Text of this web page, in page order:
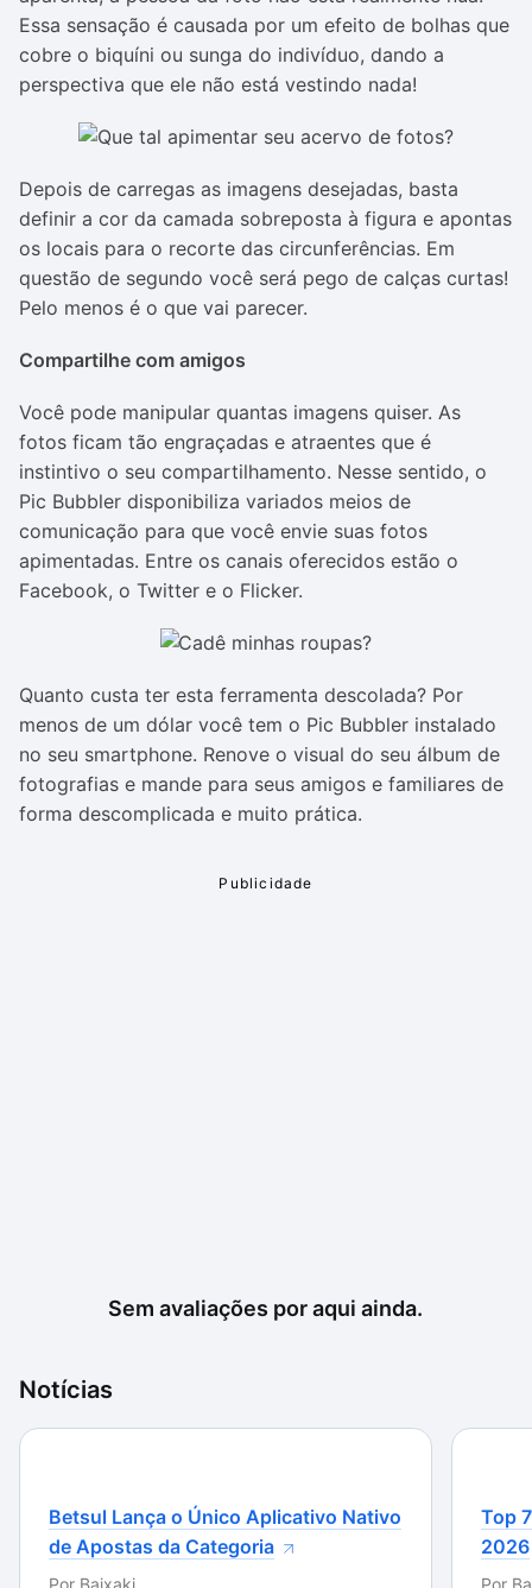
Essa sensação é causada por um efeito de bolhas que
cobre o biquíni ou sunga do indivíduo, dando a
perspectiva que ele não está vestindo nada!
Depois de carregas as imagens desejadas, basta
definir a cor da camada sobreposta à figura e apontas
os locais para o recorte das circunferências. Em
questão de segundo você será pego de calças curtas!
Pelo menos é o que vai parecer.
Compartilhe com amigos
Você pode manipular quantas imagens quiser. As
fotos ficam tão engraçadas e atraentes que é
instintivo o seu compartilhamento. Nesse sentido, o
Pic Bubbler disponibiliza variados meios de
comunicação para que você envie suas fotos
apimentadas. Entre os canais oferecidos estão o
Facebook, o Twitter e o Flicker.
Quanto custa ter esta ferramenta descolada? Por
menos de um dólar você tem o Pic Bubbler instalado
no seu smartphone. Renove o visual do seu álbum de
fotografias e mande para seus amigos e familiares de
forma descomplicada e muito prática.
Sem avaliações por aqui ainda.
Notícias
Betsul Lança o Único Aplicativo Nativo
de Apostas da Categoria
Por Baixaki
Top
2026
Por